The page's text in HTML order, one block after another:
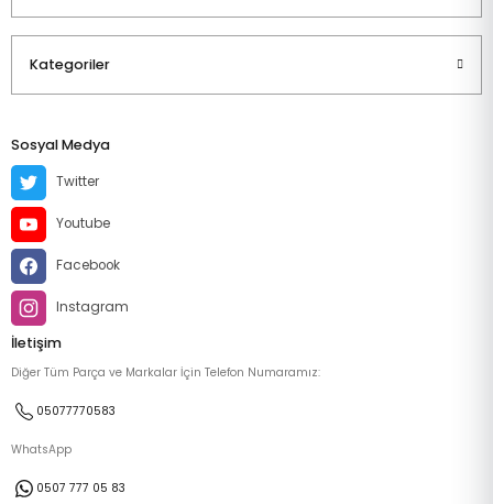
Kategoriler
Sosyal Medya
Twitter
Youtube
Facebook
Instagram
İletişim
Diğer Tüm Parça ve Markalar İçin Telefon Numaramız:
05077770583
WhatsApp
0507 777 05 83